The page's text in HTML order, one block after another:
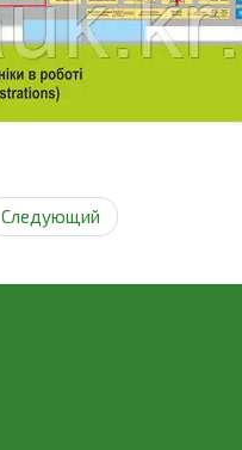
Следующий